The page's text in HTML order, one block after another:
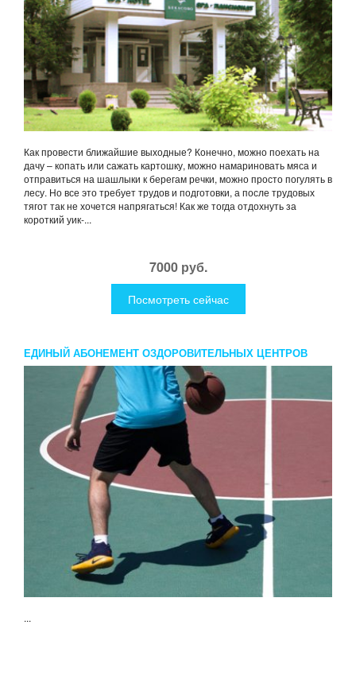
Как провести ближайшие выходные? Конечно, можно поехать на
дачу – копать или сажать картошку, можно намариновать мяса и
отправиться на шашлыки к берегам речки, можно просто погулять в
лесу. Но все это требует трудов и подготовки, а после трудовых
тягот так не хочется напрягаться! Как же тогда отдохнуть за
короткий уик-...
7000 руб.
Посмотреть сейчас
ЕДИНЫЙ АБОНЕМЕНТ ОЗДОРОВИТЕЛЬНЫХ ЦЕНТРОВ
...